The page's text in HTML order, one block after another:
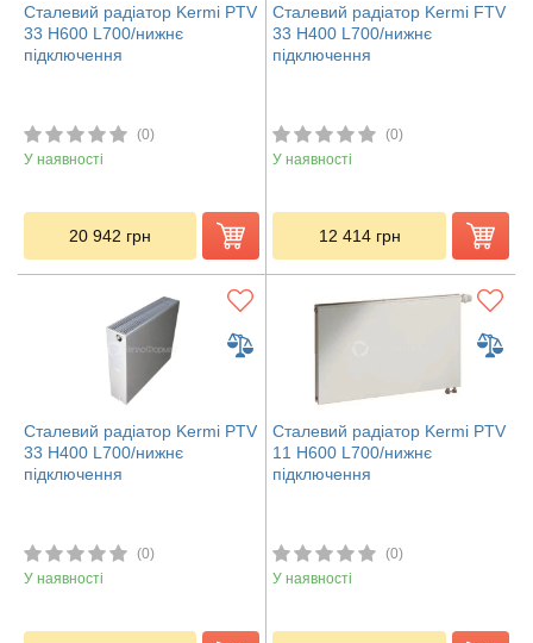
Сталевий радіатор Kermi PTV
33 H600 L700/нижнє
підключення
(0)
У наявності
20 942 грн
Сталевий радіатор Kermi FTV
33 H400 L700/нижнє
підключення
(0)
У наявності
12 414 грн
Сталевий радіатор Kermi PTV
33 H400 L700/нижнє
підключення
(0)
У наявності
Сталевий радіатор Kermi PTV
11 H600 L700/нижнє
підключення
(0)
У наявності